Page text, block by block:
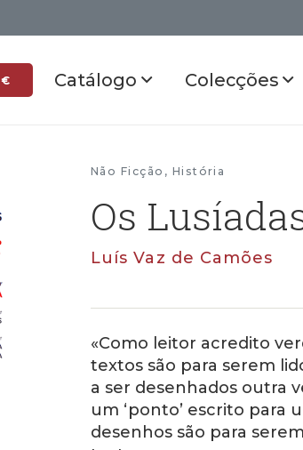
Catálogo Colecções
Não Ficção , História
Os
Luís Vaz de Camões
«Como leitor acredito
textos são para serem
a ser desenhados outra
um ‘ponto’ escrito para
desenhos são para